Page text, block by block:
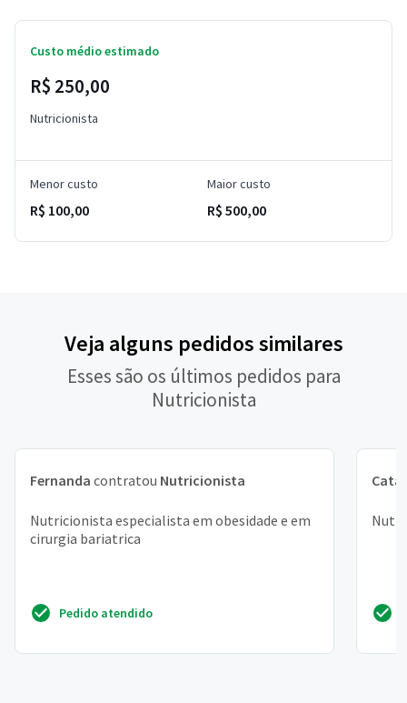
Custo médio estimado
R$ 250,00
Nutricionista
Menor custo
R$ 100,00
Maior custo
R$ 500,00
Veja alguns pedidos similares
Esses são os últimos pedidos para
Nutricionista
Fernanda contratou Nutricionista
Nutricionista especialista em obesidade e em
cirurgia bariatrica
Pedido atendido